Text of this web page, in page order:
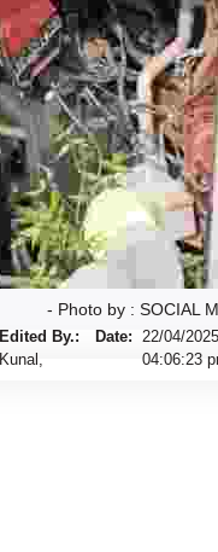
- Photo by : SOCIAL
Edited By.:
Kunal,
Date:
22/04/2025
04:06:23